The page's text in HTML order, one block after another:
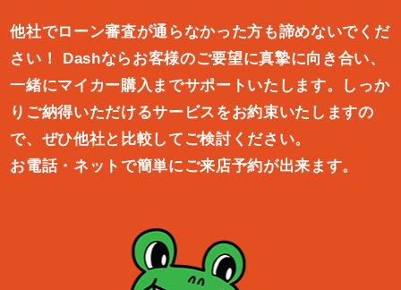
他社でローン審査が通らなかった方も諦めないでくだ
さい！
Dashならお客様のご要望に真摯に向き合い、
一緒にマイカー購入ま でサポートいたします。しっか
りご納得いただけるサービスをお約束いたしますの
で、ぜひ他社と比較してご検討ください。
お電話・ネットで簡単にご来店予約が出来ます。